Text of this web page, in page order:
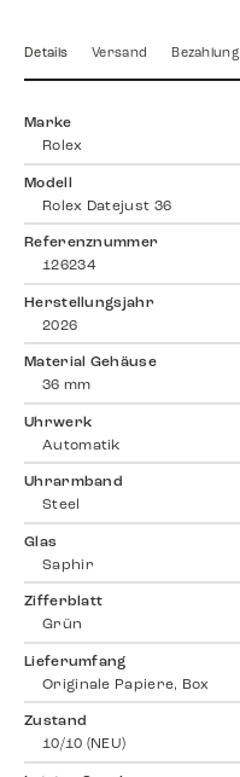
Details Versand Bezahlung
Marke
Rolex
Modell
Rolex Datejust 36
Referenznummer
126234
Herstellungsjahr
2026
Material Gehäuse
36 mm
Uhrwerk
Automatik
Uhrarmband
Steel
Glas
Saphir
Zifferblatt
Grün
Lieferumfang
Originale Papiere, Box
Zustand
10/10 (NEU)